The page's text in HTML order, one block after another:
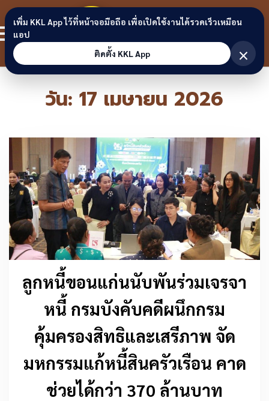
Skip to content
ขอนแก่น
ลิงก์
วัน: 17 เมษายน 2026
ลูกหนี้ขอนแก่นนับพันร่วมเจรจา
หนี้ กรมบังคับคดีผนึกกรม
คุ้มครองสิทธิและเสรีภาพ จัด
มหกรรมแก้หนี้สินครัวเรือน คาด
ช่วยได้กว่า 370 ล้านบาท
เพิ่ม KKL App ไว้ที่หน้าจอมือถือ เพื่อเปิดใช้งานได้รวดเร็วเหมือน
แอป
ติดตั้ง KKL App
×